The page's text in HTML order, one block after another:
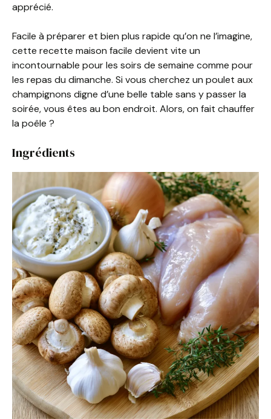
apprécié.
Facile à préparer et bien plus rapide qu’on ne l’imagine,
cette recette maison facile devient vite un
incontournable pour les soirs de semaine comme pour
les repas du dimanche. Si vous cherchez un poulet aux
champignons digne d’une belle table sans y passer la
soirée, vous êtes au bon endroit. Alors, on fait chauffer
la poêle ?
Ingrédients